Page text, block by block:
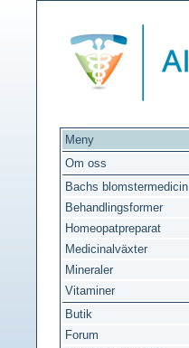
Meny
Om oss
Bachs blomstermedicin
Behandlingsformer
Homeopatpreparat
Medicinalväxter
Mineraler
Vitaminer
Butik
Forum